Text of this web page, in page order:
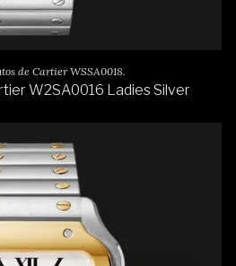
de Cartier WSSA0018.
W2SA0016 Ladies Silver